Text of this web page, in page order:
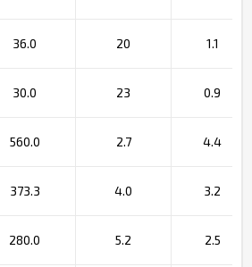
36.0 20 1.1
30.0 23 0.9
560.0 2.7 4.4
373.3 4.0 3.2
280.0 5.2 2.5